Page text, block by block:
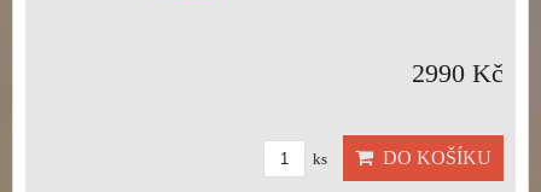
2990 Kč
ks DO KOŠÍKU